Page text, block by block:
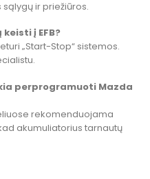
ir priežiūros.
į EFB?
„Start-Stop“ sistemos.
perprogramuoti Mazda
rekomenduojama
akumuliatorius tarnautų